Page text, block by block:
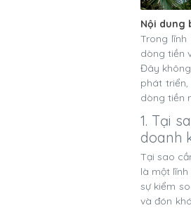
Nội dung
Trong lĩnh
dòng tiền
Đây
phát
dòng tiền
1. Tại
doanh
Tại sao
là một
sự kiểm
và đón